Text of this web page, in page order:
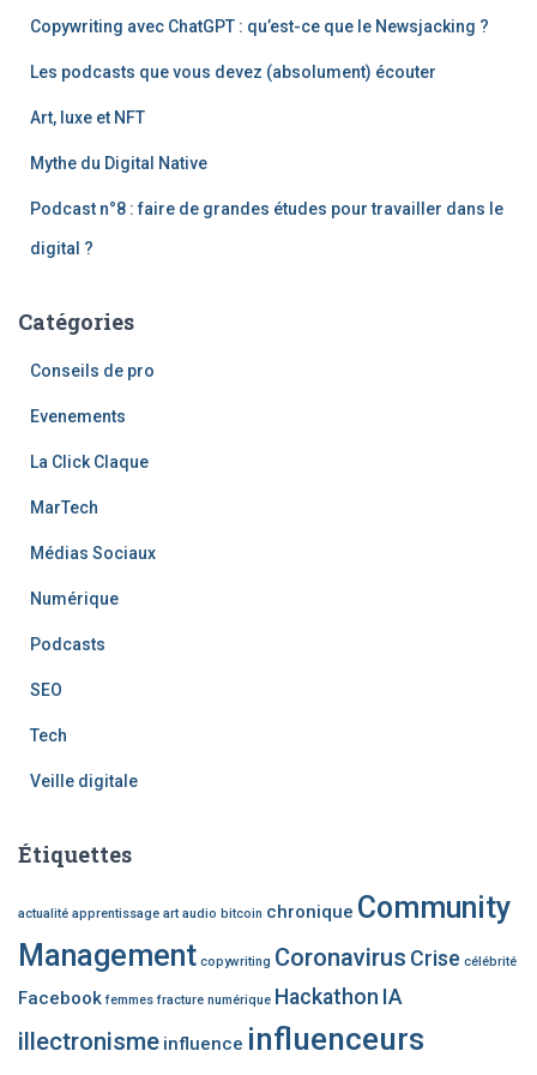
Copywriting avec ChatGPT : qu’est-ce que le Newsjacking ?
Les podcasts que vous devez (absolument) écouter
Art, luxe et NFT
Mythe du Digital Native
Podcast n°8 : faire de grandes études pour travailler dans le
digital ?
Catégories
Conseils de pro
Evenements
La Click Claque
MarTech
Médias Sociaux
Numérique
Podcasts
SEO
Tech
Veille digitale
Étiquettes
actualité apprentissage art audio bitcoin chronique Community
Management copywriting Coronavirus Crise célébrité
Facebook femmes fracture numérique Hackathon IA
illectronisme influence influenceurs